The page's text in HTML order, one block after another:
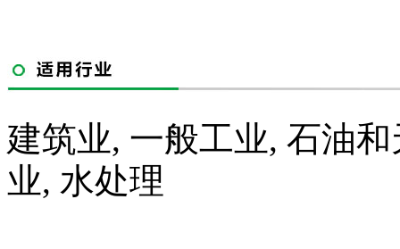
建筑业, 一般工业, 石油
业, 水处理